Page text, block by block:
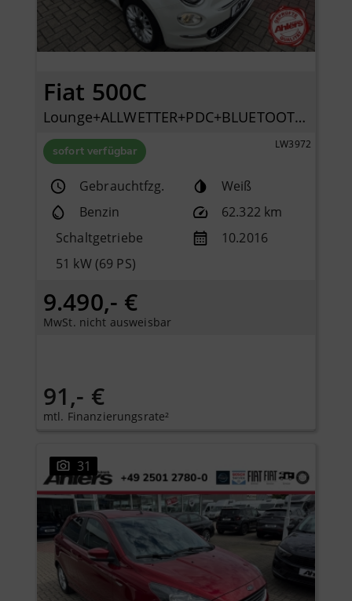
Fiat 500C
Lounge+ALLWETTER+PDC+BLUETOOTH+KLIMAAUTOMATIK+
sofort verfügbar LW3972
Gebrauchtfzg.
Weiß
Benzin
62.322 km
Schaltgetriebe
10.2016
51 kW (69 PS)
9.490,- €
MwSt. nicht ausweisbar
91,- €
mtl. Finanzierungsrate²
31